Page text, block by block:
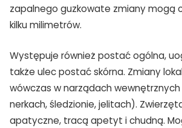
zapalnego guzkowate zmiany mogą
kilku milimetrów.
Występuje również postać ogólna,
także ulec postać skórna. Zmiany
wówczas w narządach
nerkach, śledzionie, jelitach).
apatyczne, tracą apetyt i chudną.